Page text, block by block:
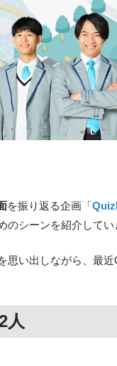
を振り返る企画「
シーンを紹介してい
思い出しながら、最
人